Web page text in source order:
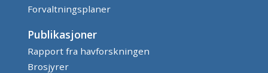
Forvaltningsplaner
Publikasjoner
Rapport fra havforskningen
Brosjyrer